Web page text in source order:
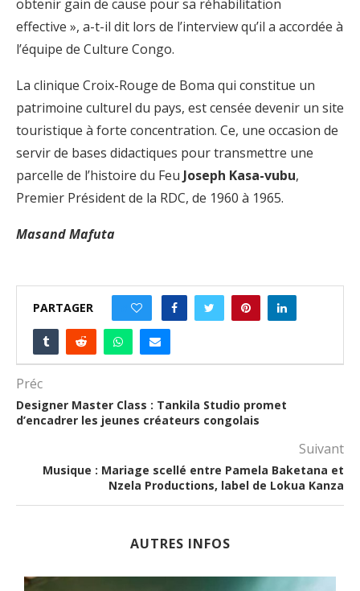
obtenir gain de cause pour sa réhabilitation
effective », a-t-il dit lors de l’interview qu’il a accordée à
l’équipe de Culture Congo.
La clinique Croix-Rouge de Boma qui constitue un
patrimoine culturel du pays, est censée devenir un site
touristique à forte concentration. Ce, une occasion de
servir de bases didactiques pour transmettre une
parcelle de l’histoire du Feu Joseph Kasa-vubu,
Premier Président de la RDC, de 1960 à 1965.
Masand Mafuta
PARTAGER
Préc
Designer Master Class : Tankila Studio promet
d’encadrer les jeunes créateurs congolais
Suivant
Musique : Mariage scellé entre Pamela Baketana et
Nzela Productions, label de Lokua Kanza
AUTRES INFOS